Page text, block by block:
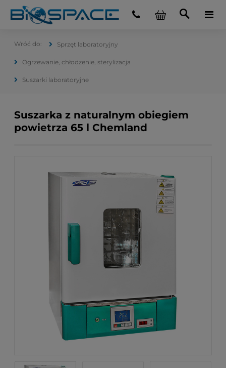
Sprzęt laboratoryjny
Ogrzewanie, chłodzenie, sterylizacja
Suszarki laboratoryjne
Suszarka z naturalnym obiegiem
powietrza 65 l Chemland